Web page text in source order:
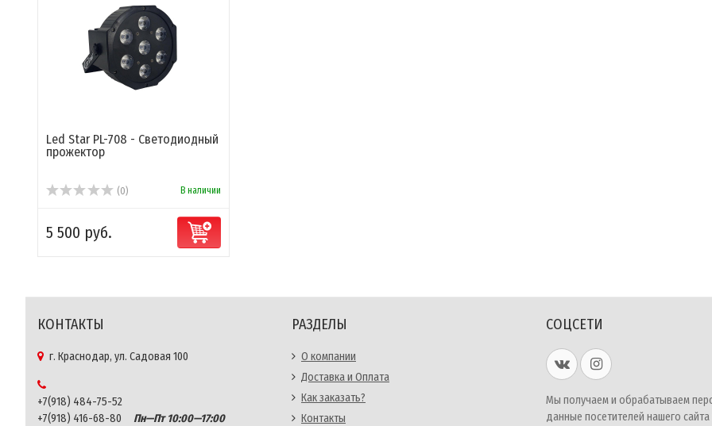
Led Star PL-708 - Светодиодный
прожектор
(0) В наличии
5 500 руб.
КОНТАКТЫ
г. Краснодар, ул. Садовая 100
+7(918) 484-75-52
+7(918) 416-68-80
Пн—Пт 10:00—17:00
РАЗДЕЛЫ
О компании
Доставка и Оплата
Как заказать?
Контакты
СОЦСЕТИ
Мы получаем и обрабатываем
данные посетителей нашего сайта